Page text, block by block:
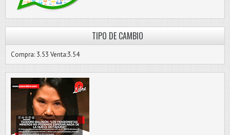
TIPO DE CAMBIO
Compra: 3.53 Venta:3.54